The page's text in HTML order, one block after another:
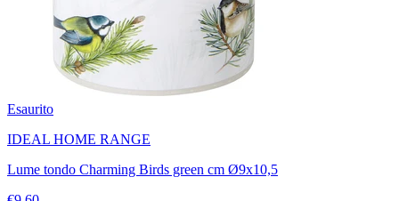
Esaurito
IDEAL HOME RANGE
Lume tondo Charming Birds green cm Ø9x10,5